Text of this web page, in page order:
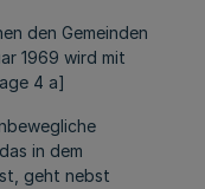
den Gemeinden
1969 wird mit
4 a]
in dem
geht nebst